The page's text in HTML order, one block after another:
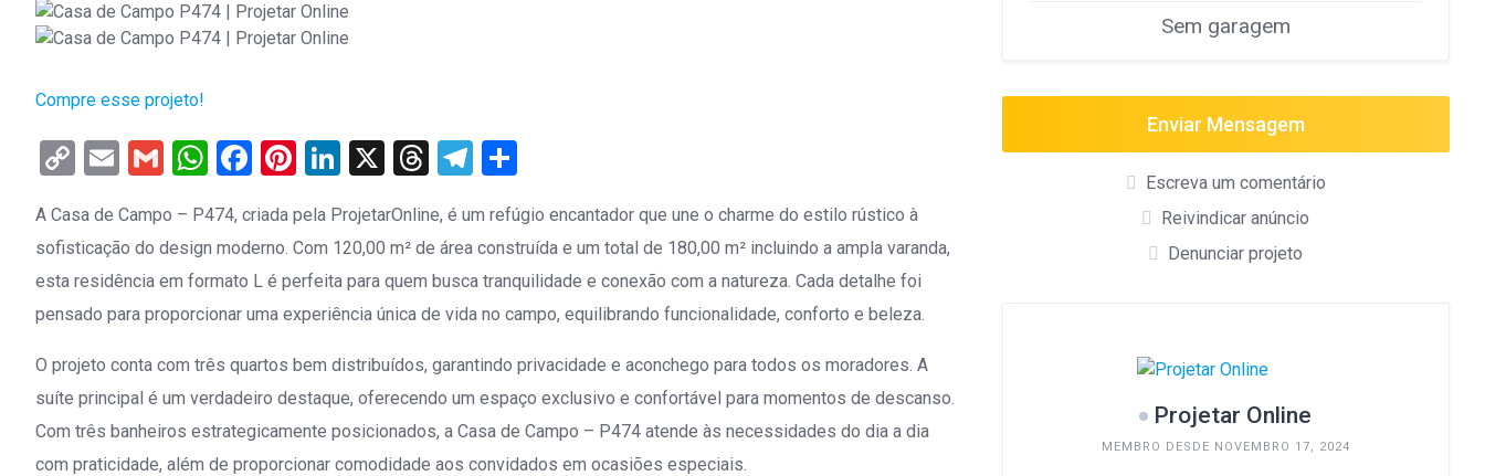
Compre esse projeto!
CopyEmailGmailWhatsApp
Facebook
Pinterest
LinkedIn
X Threads
Telegram
A Casa de Campo – P474, criada pela ProjetarOnline, é um refúgio encantador que une o charme do estilo rústico à
sofisticação do design moderno. Com 120,00 m² de área construída e um total de 180,00 m² incluindo a ampla varanda,
esta residência em formato L é perfeita para quem busca tranquilidade e conexão com a natureza. Cada detalhe foi
pensado para proporcionar uma experiência única de vida no campo, equilibrando funcionalidade, conforto e beleza.
O projeto conta com três quartos bem distribuídos, garantindo privacidade e aconchego para todos os moradores. A
suíte principal é um verdadeiro destaque, oferecendo um espaço exclusivo e confortável para momentos de descanso.
Com três banheiros estrategicamente posicionados, a Casa de Campo – P474 atende às necessidades do dia a dia
com praticidade, além de proporcionar comodidade aos convidados em ocasiões especiais.
Sem garagem
Enviar Mensagem
Escreva um comentário
Reivindicar anúncio
Denunciar projeto
Projetar Online
MEMBRO DESDE NOVEMBRO 17, 2024